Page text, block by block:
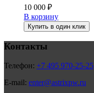
10 000 ₽
В корзину
Купить в один клик
Контакты
Телефон: +7 495 970-25-25
E-mail: enter@astrixpw.ru